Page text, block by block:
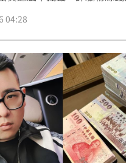
報告最新進度，目前律師已
將自掏腰包砸錢開告游否
臭，我跟你們玩到底」。
04:28